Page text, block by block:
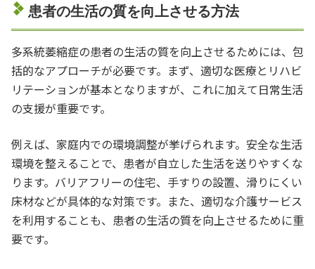
患者の生活の質を向上させる方法
多系統萎縮症の患者の生活の質を向上させるためには、包
括的なアプローチが必要です。まず、適切な医療とリハビ
リテーションが基本となりますが、これに加えて日常生活
の支援が重要です。
例えば、家庭内での環境調整が挙げられます。安全な生活
環境を整えることで、患者が自立した生活を送りやすくな
ります。バリアフリーの住宅、手すりの設置、滑りにくい
床材などが具体的な対策です。また、適切な介護サービス
を利用することも、患者の生活の質を向上させるために重
要です。